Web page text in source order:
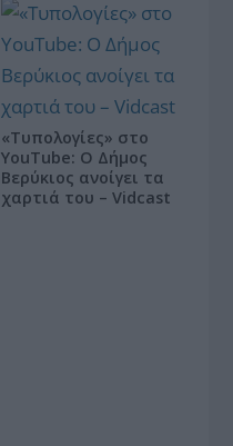
«Τυπολογίες» στο
YouTube: Ο Δήμος
Βερύκιος ανοίγει τα
χαρτιά του – Vidcast